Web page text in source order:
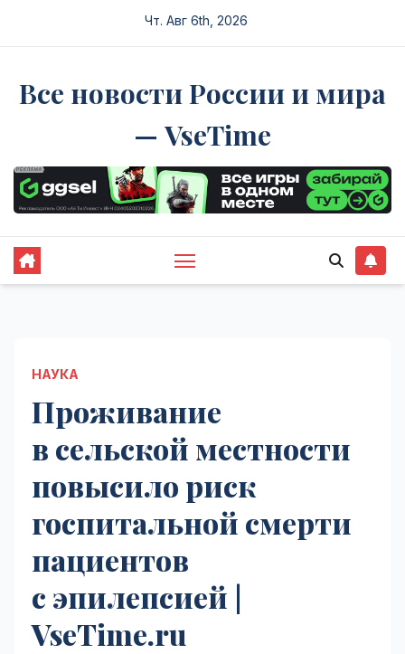
Чт. Авг 6th, 2026
Все новости России и мира
— VseTime
НАУКА
Проживание
в сельской местности
повысило риск
госпитальной смерти
пациентов
с эпилепсией |
VseTime.ru